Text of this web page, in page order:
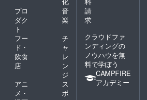
プロ
ダク
ト
音
楽
フー
ド・
飲食
店
チ
ャ
レ
ン
ジ
アニ
メ・
ス
ポ
請
求
クラウドファ
ンディングの
ノウハウを無
料で学ぼう
CAMPFIRE
アカデミー